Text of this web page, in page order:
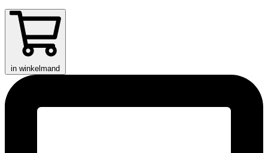
in winkelmand